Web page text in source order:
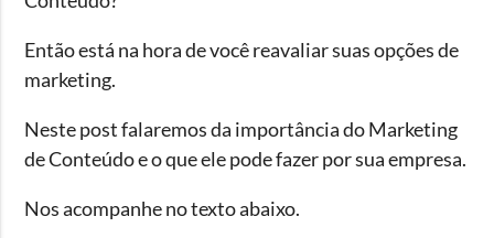
Então está na hora de você reavaliar suas opções de
marketing.
Neste post falaremos da importância do Marketing
de Conteúdo e o que ele pode fazer por sua empresa.
Nos acompanhe no texto abaixo.